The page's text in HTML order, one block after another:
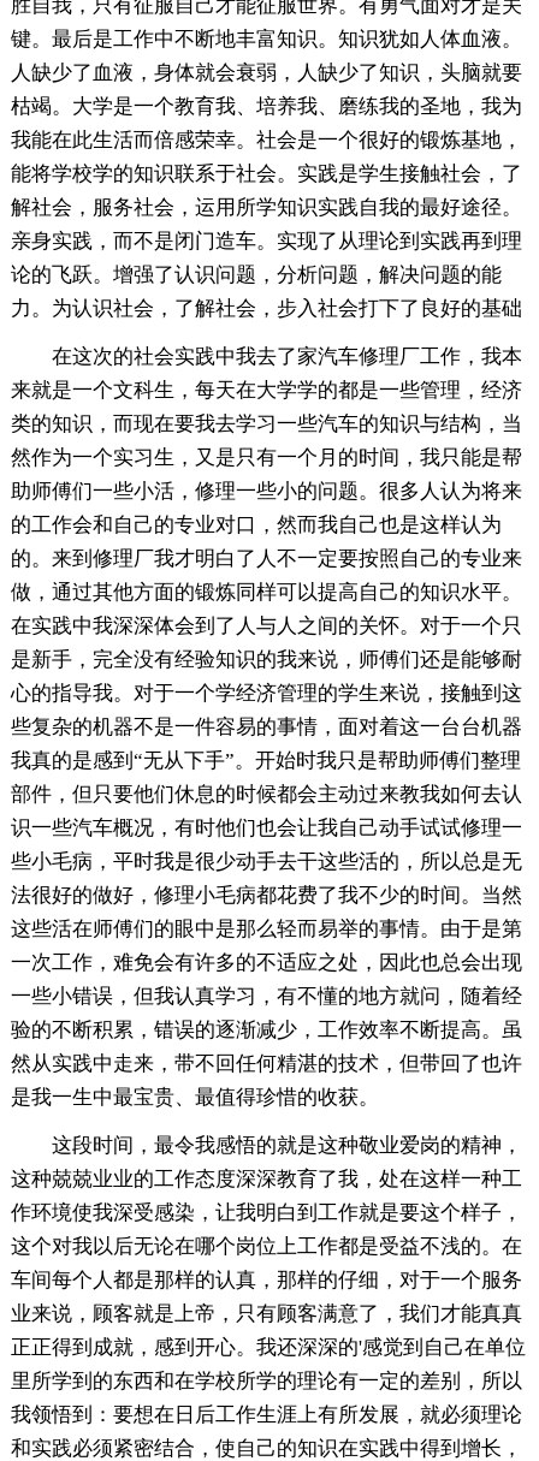
胜自我，只有征服自己才能征服世界。有勇气面对才是关
键。最后是工作中不断地丰富知识。知识犹如人体血液。
人缺少了血液，身体就会衰弱，人缺少了知识，头脑就要
枯竭。大学是一个教育我、培养我、磨练我的圣地，我为
我能在此生活而倍感荣幸。社会是一个很好的锻炼基地，
能将学校学的知识联系于社会。实践是学生接触社会，了
解社会，服务社会，运用所学知识实践自我的最好途径。
亲身实践，而不是闭门造车。实现了从理论到实践再到理
论的飞跃。增强了认识问题，分析问题，解决问题的能
力。为认识社会，了解社会，步入社会打下了良好的基础
在这次的社会实践中我去了家汽车修理厂工作，我本
来就是一个文科生，每天在大学学的都是一些管理，经济
类的知识，而现在要我去学习一些汽车的知识与结构，当
然作为一个实习生，又是只有一个月的时间，我只能是帮
助师傅们一些小活，修理一些小的问题。很多人认为将来
的工作会和自己的专业对口，然而我自己也是这样认为
的。来到修理厂我才明白了人不一定要按照自己的专业来
做，通过其他方面的锻炼同样可以提高自己的知识水平。
在实践中我深深体会到了人与人之间的关怀。对于一个只
是新手，完全没有经验知识的我来说，师傅们还是能够耐
心的指导我。对于一个学经济管理的学生来说，接触到这
些复杂的机器不是一件容易的事情，面对着这一台台机器
我真的是感到“无从下手”。开始时我只是帮助师傅们整理
部件，但只要他们休息的时候都会主动过来教我如何去认
识一些汽车概况，有时他们也会让我自己动手试试修理一
些小毛病，平时我是很少动手去干这些活的，所以总是无
法很好的做好，修理小毛病都花费了我不少的时间。当然
这些活在师傅们的眼中是那么轻而易举的事情。由于是第
一次工作，难免会有许多的不适应之处，因此也总会出现
一些小错误，但我认真学习，有不懂的地方就问，随着经
验的不断积累，错误的逐渐减少，工作效率不断提高。虽
然从实践中走来，带不回任何精湛的技术，但带回了也许
是我一生中最宝贵、最值得珍惜的收获。
这段时间，最令我感悟的就是这种敬业爱岗的精神，
这种兢兢业业的工作态度深深教育了我，处在这样一种工
作环境使我深受感染，让我明白到工作就是要这个样子，
这个对我以后无论在哪个岗位上工作都是受益不浅的。在
车间每个人都是那样的认真，那样的仔细，对于一个服务
业来说，顾客就是上帝，只有顾客满意了，我们才能真真
正正得到成就，感到开心。我还深深的'感觉到自己在单位
里所学到的东西和在学校所学的理论有一定的差别，所以
我领悟到：要想在日后工作生涯上有所发展，就必须理论
和实践必须紧密结合，使自己的知识在实践中得到增长，